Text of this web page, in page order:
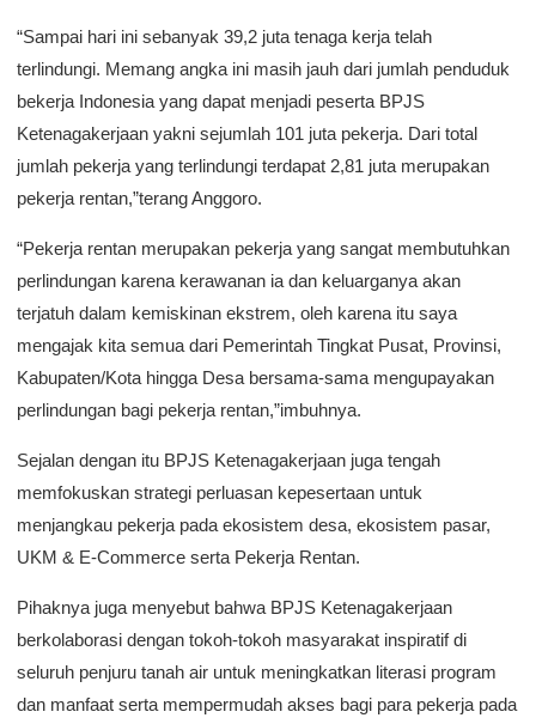
“Sampai hari ini sebanyak 39,2 juta tenaga kerja telah
terlindungi. Memang angka ini masih jauh dari jumlah penduduk
bekerja Indonesia yang dapat menjadi peserta BPJS
Ketenagakerjaan yakni sejumlah 101 juta pekerja. Dari total
jumlah pekerja yang terlindungi terdapat 2,81 juta merupakan
pekerja rentan,”terang Anggoro.
“Pekerja rentan merupakan pekerja yang sangat membutuhkan
perlindungan karena kerawanan ia dan keluarganya akan
terjatuh dalam kemiskinan ekstrem, oleh karena itu saya
mengajak kita semua dari Pemerintah Tingkat Pusat, Provinsi,
Kabupaten/Kota hingga Desa bersama-sama mengupayakan
perlindungan bagi pekerja rentan,”imbuhnya.
Sejalan dengan itu BPJS Ketenagakerjaan juga tengah
memfokuskan strategi perluasan kepesertaan untuk
menjangkau pekerja pada ekosistem desa, ekosistem pasar,
UKM & E-Commerce serta Pekerja Rentan.
Pihaknya juga menyebut bahwa BPJS Ketenagakerjaan
berkolaborasi dengan tokoh-tokoh masyarakat inspiratif di
seluruh penjuru tanah air untuk meningkatkan literasi program
dan manfaat serta mempermudah akses bagi para pekerja pada